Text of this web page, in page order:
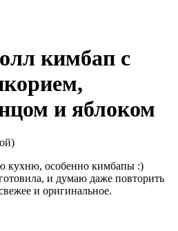
кимбап с
и яблоком
кухню, особенно кимбапы :)
и думаю даже повторить
и оригинальное.